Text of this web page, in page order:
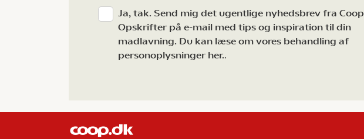
Ja, tak. Send mig det ugentlige nyhedsbrev fra Coop
Opskrifter på e-mail med tips og inspiration til din
madlavning. Du kan læse om vores behandling af
personoplysninger her..